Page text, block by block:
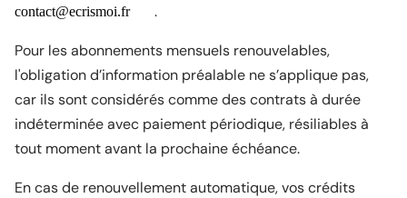
.
Pour les abonnements mensuels renouvelables,
l'obligation d’information préalable ne s’applique pas,
car ils sont considérés comme des contrats à durée
indéterminée avec paiement périodique, résiliables à
tout moment avant la prochaine échéance.
En cas de renouvellement automatique, vos crédits